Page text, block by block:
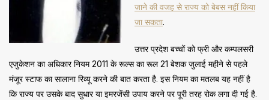
जाने की वजह से राज्य को बेबस नहीं किया
जा सकता.
उत्तर प्रदेश बच्चों को फ्री और कम्पलसरी
एजुकेशन का अधिकार नियम 2011 के रूल्स का रूल 21 बेशक जुलाई महीने से पहले
मंजूर स्टाफ का सालाना रिव्यू करने की बात करता है. इस नियम का मतलब यह नहीं है
कि राज्य पर उसके बाद सुधार या इमरजेंसी उपाय करने पर पूरी तरह रोक लगा दी गई है.